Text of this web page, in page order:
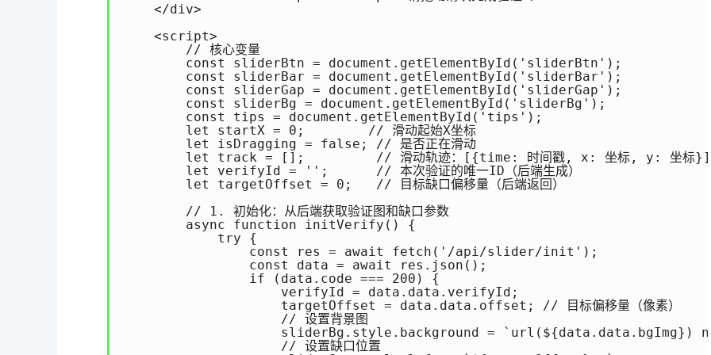
    </div>
    <script>
        // 核心变量
        const sliderBtn = document.getElementById('sliderBtn');
        const sliderBar = document.getElementById('sliderBar');
        const sliderGap = document.getElementById('sliderGap');
        const sliderBg = document.getElementById('sliderBg');
        const tips = document.getElementById('tips');
        let startX = 0;        // 滑动起始X坐标
        let isDragging = false; // 是否正在滑动
        let track = [];         // 滑动轨迹：[{time: 时间戳, x: 坐标, y: 坐标}]
        let verifyId = '';      // 本次验证的唯一ID（后端生成）
        let targetOffset = 0;   // 目标缺口偏移量（后端返回）
        // 1. 初始化：从后端获取验证图和缺口参数
        async function initVerify() {
            try {
                const res = await fetch('/api/slider/init');
                const data = await res.json();
                if (data.code === 200) {
                    verifyId = data.data.verifyId;
                    targetOffset = data.data.offset; // 目标偏移量（像素）
                    // 设置背景图
sliderBg.style.background = `url(${data.data.bgImg})
                    // 设置缺口位置